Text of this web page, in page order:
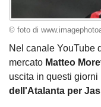
© foto di
Nel canale YouTube
mercato Matteo
uscita in questi
dell'Atalanta per